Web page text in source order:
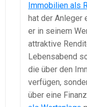
Immobilien als
hat der Anleger
er in seinem
attraktive
Lebensabend
die über den
verfügen,
über eine